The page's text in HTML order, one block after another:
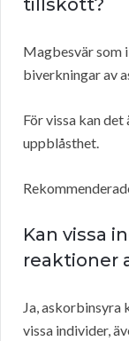
tillskott?
Magbesvär som
biverkningar av
För vissa kan
uppblåsthet.
Kan vissa
reaktioner
Ja, askorbinsyra
vissa individer,